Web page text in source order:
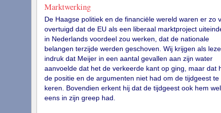
Marktwerking
De Haagse politiek en de financiële wereld waren er zo
overtuigd dat de EU als een liberaal marktproject
in Nederlands voordeel zou werken, dat de nationale
belangen terzijde werden geschoven. Wij krijgen als
indruk dat Meijer in een aantal gevallen aan zijn water
aanvoelde dat het de verkeerde kant op ging, maar dat
de positie en de argumenten niet had om de tijdgeest te
keren. Bovendien erkent hij dat de tijdgeest ook hem wel
eens in zijn greep had.